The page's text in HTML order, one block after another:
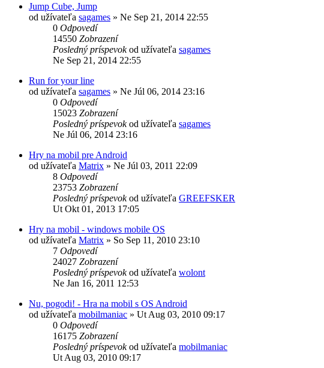
Jump Cube, Jump
od užívateľa sagames » Ne Sep 21, 2014 22:55
0 Odpovedí
14550 Zobrazení
Posledný príspevokod užívateľa sagames
Ne Sep 21, 2014 22:55
Run for your line
od užívateľa sagames » Ne Júl 06, 2014 23:16
0 Odpovedí
15023 Zobrazení
Posledný príspevokod užívateľa sagames
Ne Júl 06, 2014 23:16
Hry na mobil pre Android
od užívateľa Matrix » Ne Júl 03, 2011 22:09
8 Odpovedí
23753 Zobrazení
Posledný príspevokod užívateľa GREEFSKER
Ut Okt 01, 2013 17:05
Hry na mobil - windows mobile OS
od užívateľa Matrix » So Sep 11, 2010 23:10
7 Odpovedí
24027 Zobrazení
Posledný príspevokod užívateľa wolont
Ne Jan 16, 2011 12:53
Nu, pogodi! - Hra na mobil s OS Android
od užívateľa mobilmaniac » Ut Aug 03, 2010 09:17
0 Odpovedí
16175 Zobrazení
Posledný príspevokod užívateľa mobilmaniac
Ut Aug 03, 2010 09:17